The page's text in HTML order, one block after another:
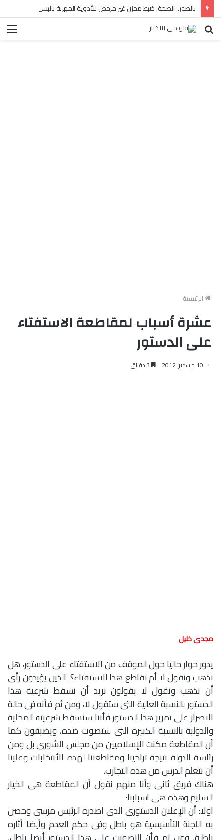
بالصور.. الصحة: ضبط مخزن غير مرخص للأدوية المهربة بالبساتين
بحث
الرئيسية
عشرة أسباب لمقاطعة الاستفتاء
على الدستور
10 ديسمبر، 2012
مجدى خليل
يدور حوار حاليا حول الموقف من الاستفتاء على الدستور، هل
نذهب ونقول لا أم نقاطع هذا الاستفتاء؟. الذين يؤيدون رأى
أن نذهب ونقول لا يقولون نريد أن نسقط شرعية هذا
الدستور بالنسبة العالية التى ستقول لا، ومن ثم فأنه فى حالة
الاصرار على تمرير هذا الدستور فأننا سنسقط شرعيته المحلية
والدولية بالنسبة الكبيرة التى ستصوت ضده، ويضيفون كما
أن المقاطعة مكنت الإسلاميين من مجلس الشورى بل ومن
رئاسة الدولة نتيجة تراخينا ومقاطعتنا لهذه الأنتخابات وعلينا
أن نتعلم الدرس من هذه التجارب.
هناك فريق ثانى وأنا منهم نقول أن المقاطعة هى الخيار
السليم وهذه هى اسبابنا:
اولا: أن الإعلان الدستورى الذى اصدره الرئيس مرسى وحصن
به اللجنة التأسيسية هو باطل وفى حكم العدم وأيضا أثاره